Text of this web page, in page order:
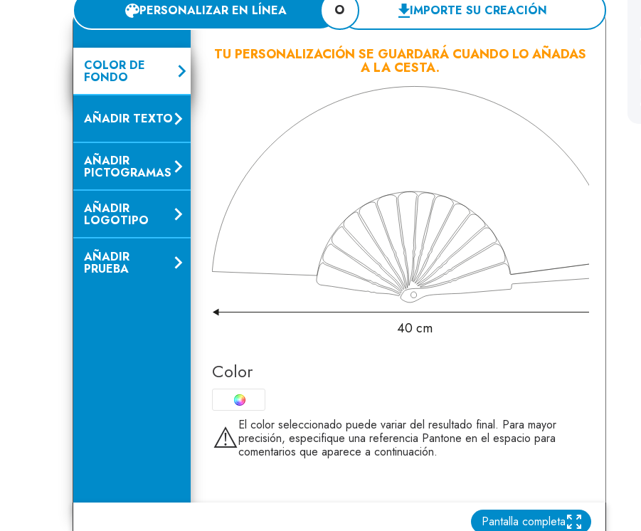
PERSONALIZAR EN LÍNEA O IMPORTE SU CREACIÓN
COLOR DE
FONDO
AÑADIR TEXTO
AÑADIR
PICTOGRAMAS
AÑADIR
LOGOTIPO
AÑADIR
PRUEBA
TU PERSONALIZACIÓN SE GUARDARÁ CUANDO LO AÑADAS
A LA CESTA.
40 cm
Color
⚠️El color seleccionado puede variar del resultado final. Para mayor
precisión, especifique una referencia Pantone en el espacio para
comentarios que aparece a continuación.
Pantalla completa